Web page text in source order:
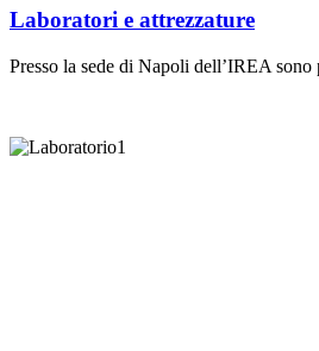
Laboratori e attrezzature
Presso la sede di Napoli dell’IREA sono